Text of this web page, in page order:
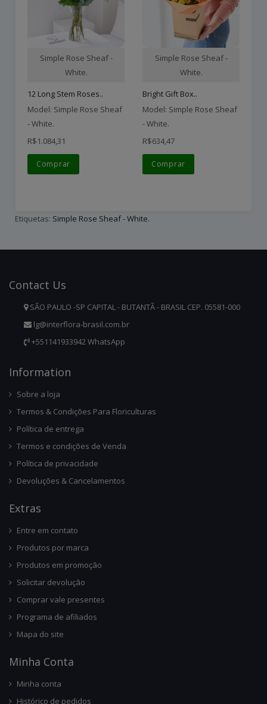
Simple Rose Sheaf -
White.
12 Long Stem Roses..
Model: Simple Rose Sheaf
- White.
R$1.084,31
Comprar
Simple Rose Sheaf -
White.
Bright Gift Box..
Model: Simple Rose Sheaf
- White.
R$634,47
Comprar
Etiquetas: Simple Rose Sheaf - White.
Contact Us
SÃO PAULO -SP CAPITAL - BUTANTÃ - BRASIL CEP. 05581-000
lg@interflora-brasil.com.br
+551141933942 WhatsApp
InforMation
Sobre a loja
Termos & Condições Para Floriculturas
Política de entrega
Termos e condições de Venda
Política de privacidade
Devoluções & Cancelamentos
ExtRas
Entre em contato
Produtos por marca
Produtos em promoção
Solicitar devolução
Comprar vale presentes
Programa de afiliados
Mapa do site
Minha Conta
Minha conta
Histórico de pedidos